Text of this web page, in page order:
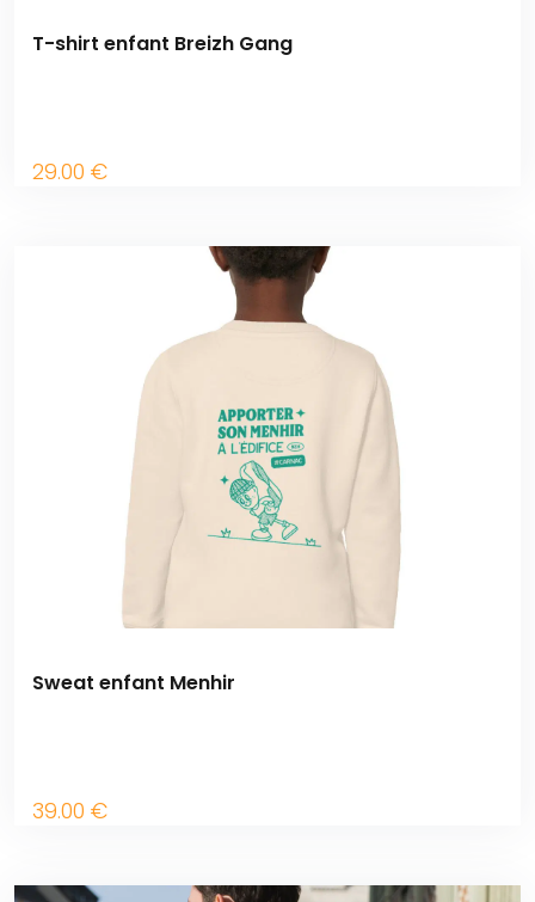
T-shirt enfant Breizh Gang
29.00 €
Sweat enfant Menhir
39.00 €